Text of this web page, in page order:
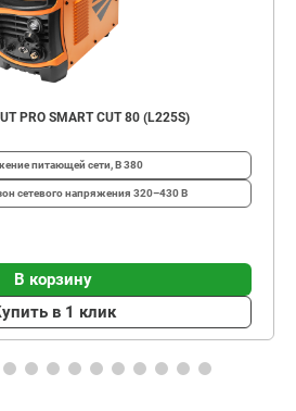
PRO SMART CUT 80 (L225S)
питающей сети, В380
сетевого напряжения 320–430 В
В корзину
в 1 клик